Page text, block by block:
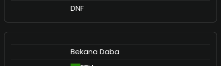
DNF
Bekana Daba